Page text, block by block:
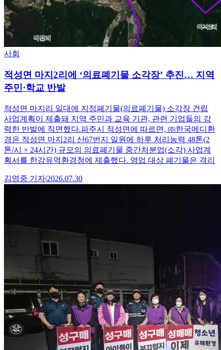
사회
적성면 마지2리에 ‘의료폐기물 소각장’ 추진… 지역
주민·학교 반발
적성면 마지리 일대에 지정폐기물(의료폐기물) 소각장 건립
사업계획이 제출돼 지역 주민과 교육 기관, 관련 기업들의 강
력한 반발에 직면했다.파주시 적성면에 따르면, ㈜한국메디환
경은 적성면 마지2리 산67번지 일원에 하루 처리능력 48톤(2
톤/시 × 24시간) 규모의 의료폐기물 중간처분업(소각) 사업계
획서를 한강유역환경청에 제출했다. 영업 대상 폐기물은 격리
김영중 기자|2026.07.30